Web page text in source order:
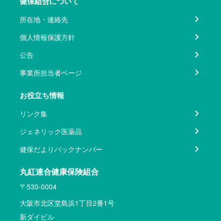
所在地・連絡先
個人情報保護方針
公告
事業所担当者ページ
お役立ち情報
リンク集
ジェネリック医薬品
健保だよりバックナンバー
丸紅連合健康保険組合
〒530-0004
大阪市北区堂島浜1丁目2番1号
新ダイビル